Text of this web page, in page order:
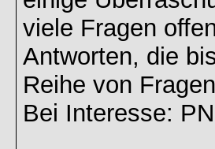
viele Fragen
Antworten, die
Reihe von
Bei Interesse: